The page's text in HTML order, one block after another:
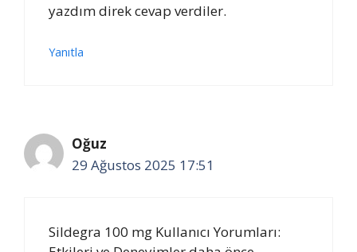
yazdım direk cevap verdiler.
Yanıtla
Oğuz
29 Ağustos 2025 17:51
Sildegra 100 mg Kullanıcı Yorumları: